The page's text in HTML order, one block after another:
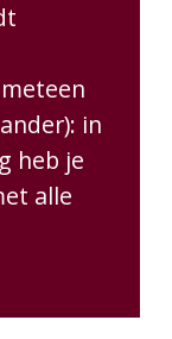
in
heb je
alle